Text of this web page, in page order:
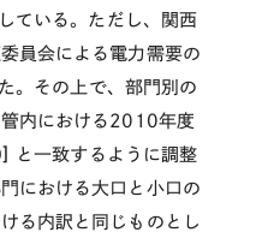
ている。ただし、関西
員会による電力需要の
。その上で、部門別の
内における2010年度
と一致するように調整
における大口と小口の
る内訳と同じものとし